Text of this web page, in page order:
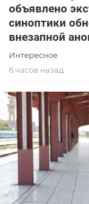
объявлено
синоптики
внезапной
Интересное
6 часов назад